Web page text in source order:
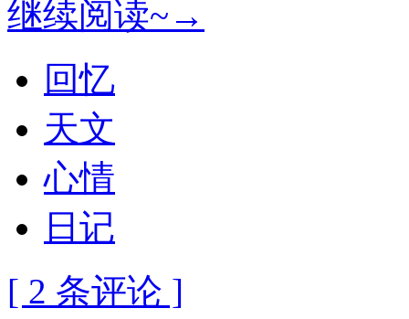
继续阅读~→
回忆
天文
心情
日记
[ 2 条评论 ]